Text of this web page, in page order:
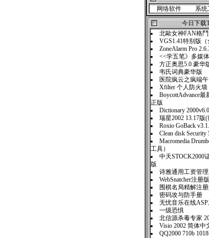
网络软件
系统
今日下载
北歐女神FAN格
VGS1.41特别版（
ZoneAlarm Pro
<<学五笔》多媒
方正奥思5.0 豪华
韦氏词典豪华版
医院疯云之疯端
Xfilter 个人防火墙
BoycottAdvance
正版
Dictionary
瑞星2002 13.17
Roxio GoBack
Clean disk
Macromedia
工具）
中天STOCK2000
版
诗雅通用工资管
WebSnatcher注册
围棋名局精解注
密码攻与防手册
无忧音乐在线
一级恐惧
北信源杀毒专家
Visio 2002 简体中
QQ2000 710b